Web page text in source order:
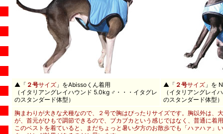
▲「 ２号サイズ 」をAbissoくん着用
（イタリアングレイハウンド 5.0kg ♂・・・イタグレ
のスタンダード体型）
▲「 ２号サイズ 」を
（イタリアングレイ
のスタンダード体型）
胸まわりが大きな犬種なので、２号で胸はぴったりサイズです。胸以外は、
が、首元がひもで調節できるので、ブカブカという感じではなく、普通に着
このベストを着ていると、まだちょっと暑い夕方のお散歩でも「ハァハァ」